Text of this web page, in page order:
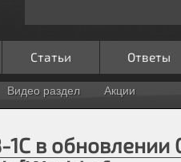
Статьи Ответы
Видео раздел Акции
1С в обновлении